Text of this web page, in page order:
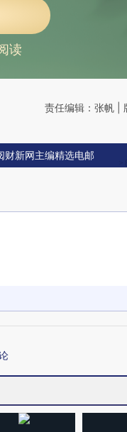
读
责任编辑：张帆 |
财新网主编精选电邮